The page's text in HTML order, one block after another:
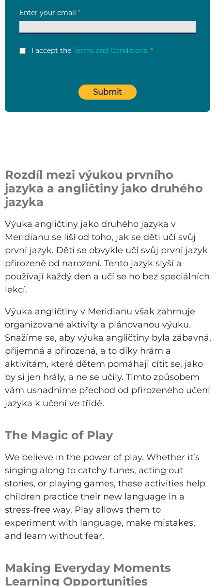
Rozdíl mezi výukou prvního
jazyka a angličtiny jako druhého
jazyka
Výuka angličtiny jako druhého jazyka v
Meridianu se liší od toho, jak se děti učí svůj
první jazyk. Děti se obvykle učí svůj první jazyk
přirozeně od narození. Tento jazyk slyší a
používají každý den a učí se ho bez speciálních
lekcí.
Výuka angličtiny v Meridianu však zahrnuje
organizované aktivity a plánovanou výuku.
Snažíme se, aby výuka angličtiny byla zábavná,
příjemná a přirozená, a to díky hrám a
aktivitám, které dětem pomáhají cítit se, jako
by si jen hrály, a ne se učily. Tímto způsobem
vám usnadníme přechod od přirozeného učení
jazyka k učení ve třídě.
The Magic of Play
We believe in the power of play. Whether it’s
singing along to catchy tunes, acting out
stories, or playing games, these activities help
children practice their new language in a
stress-free way. Play allows them to
experiment with language, make mistakes,
and learn without fear.
Making Everyday Moments
Learning Opportunities